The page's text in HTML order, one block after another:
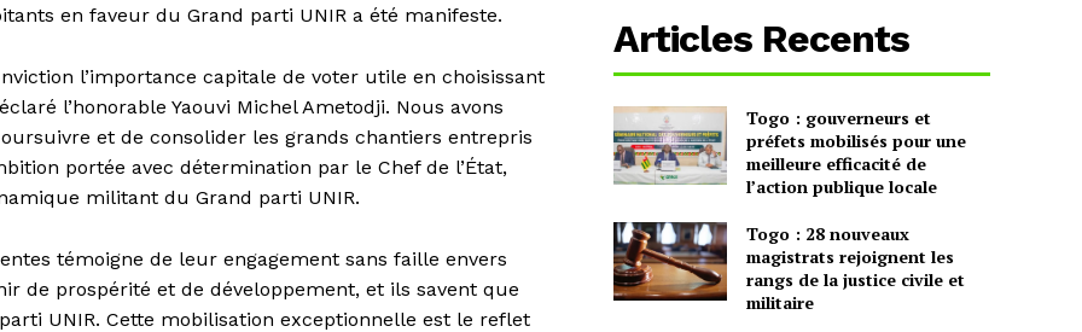
en faveur du Grand parti UNIR a été manifeste.
l’importance capitale de voter utile en choisissant
l’honorable Yaouvi Michel Ametodji. Nous avons
et de consolider les grands chantiers entrepris
portée avec détermination par le Chef de l’État,
militant du Grand parti UNIR.
témoigne de leur engagement sans faille envers
de prospérité et de développement, et ils savent que
UNIR. Cette mobilisation exceptionnelle est le reflet
Articles Recents
Togo : gouverneurs et
préfets mobilisés pour une
meilleure efficacité de
l’action publique locale
Togo : 28 nouveaux
magistrats rejoignent les
rangs de la justice civile et
militaire